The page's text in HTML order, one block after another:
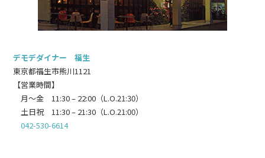
デモデダイナー 福生
東京都福生市熊川1121
【営業時間】
月～金 11:30 – 22:00（L.O.21:30）
土日祝 11:30 – 21:30（L.O.21:00）
042-530-6614